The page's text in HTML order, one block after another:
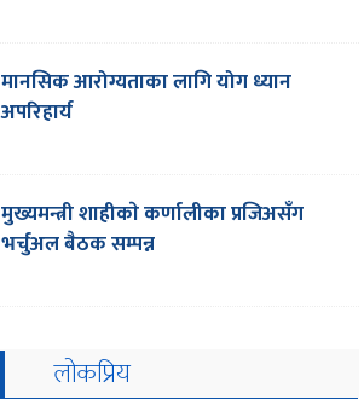
मानसिक आरोग्यताका लागि योग ध्यान
अपरिहार्य
मुख्यमन्त्री शाहीकाे कर्णालीका प्रजिअसँग
भर्चुअल बैठक सम्पन्न
लोकप्रिय